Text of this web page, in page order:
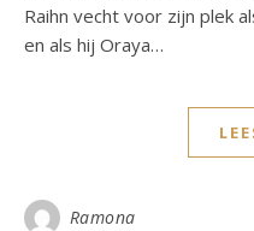
Raihn vecht voor zijn plek
en als hij Oraya…
Ramona